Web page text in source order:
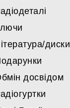
диски
досвідом